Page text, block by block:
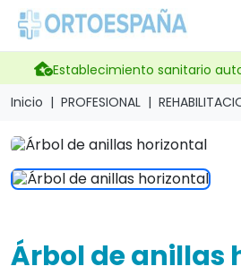
Establecimiento sanitario
Inicio
PROFESIONAL
Árbol de anillas